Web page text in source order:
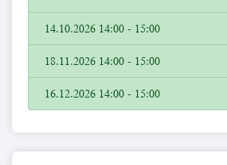
14.10.2026 14:00 - 15:00
18.11.2026 14:00 - 15:00
16.12.2026 14:00 - 15:00